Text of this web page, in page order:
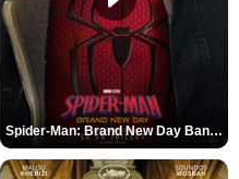
Spider-Man: Brand New Day Bande-annonce VO STFR